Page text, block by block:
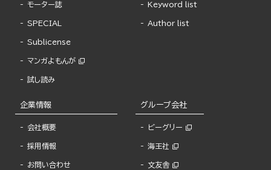
モーター誌
SPECIAL
Sublicense
マンガよもんが
試し読み
Keyword list
Author list
企業情報
会社概要
採用情報
お問い合わせ
グループ会社
ビーグリー
海王社
文友舎